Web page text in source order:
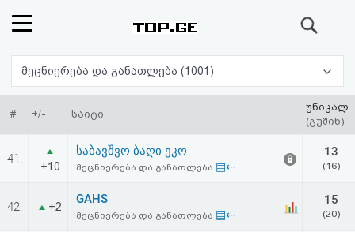
რეიტინგი
(მთავარი)
ფოსტა
პასუხი
მეცნიერება და განათლება (1001)
# +/- საიტი
უნიკალ.
(გუშინ)
41.
+10
საბავშვო ბაღი ეკო
მეცნიერება და განათლება ▤⇠
13
(16)
42. +2
GAHS
მეცნიერება და განათლება ▤⇠
15
(20)